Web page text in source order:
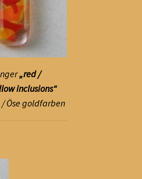
„red /
inclusions“
/ Öse goldfarben